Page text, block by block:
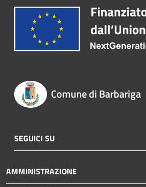
Comune di Barbariga
SEGUICI SU
AMMINISTRAZIONE